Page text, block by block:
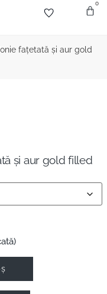
0
fațetată şi aur gold
şi aur gold filled